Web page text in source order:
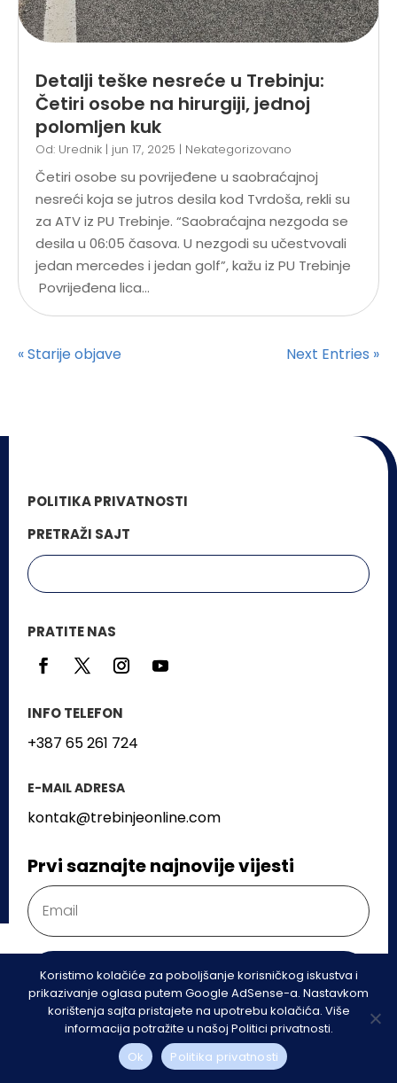
Detalji teške nesreće u Trebinju:
Četiri osobe na hirurgiji, jednoj
polomljen kuk
Od: Urednik | jun 17, 2025 | Nekategorizovano
Četiri osobe su povrijeđene u saobraćajnoj
nesreći koja se jutros desila kod Tvrdoša, rekli su
za ATV iz PU Trebinje. “Saobraćajna nezgoda se
desila u 06:05 časova. U nezgodi su učestvovali
jedan mercedes i jedan golf”, kažu iz PU Trebinje
Povrijeđena lica...
« Starije objave Next Entries »
POLITIKA PRIVATNOSTI
PRETRAŽI SAJT
PRATITE NAS
INFO TELEFON
+387 65 261 724
E-MAIL ADRESA
kontak@trebinjeonline.com
Prvi saznajte najnovije vijesti
PRETPLATI SE
Sva prava zadržana © Herceg Planet | 2025
Koristimo kolačiće za poboljšanje korisničkog iskustva i
prikazivanje oglasa putem Google AdSense-a. Nastavkom
korištenja sajta pristajete na upotrebu kolačića. Više
informacija potražite u našoj Politici privatnosti.
Ok
Politika privatnosti